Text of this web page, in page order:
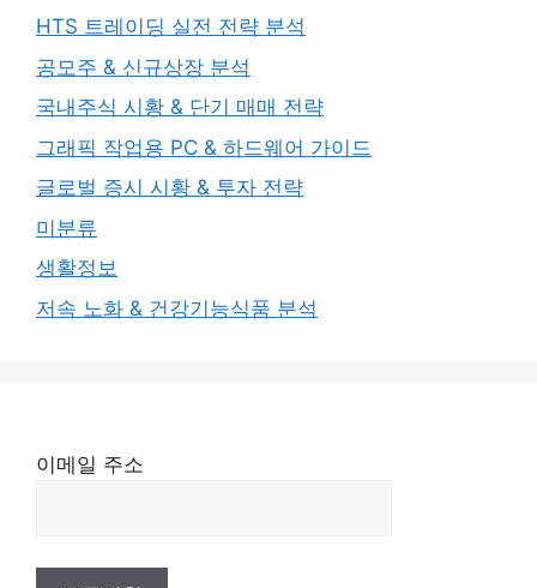
HTS 트레이딩 실전 전략 분석
공모주 & 신규상장 분석
국내주식 시황 & 단기 매매 전략
그래픽 작업용 PC & 하드웨어 가이드
글로벌 증시 시황 & 투자 전략
미분류
생활정보
저속 노화 & 건강기능식품 분석
이메일 주소